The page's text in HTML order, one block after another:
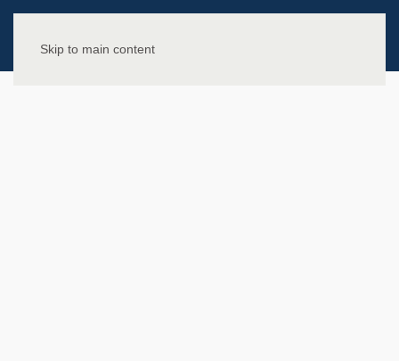
Skip to main content